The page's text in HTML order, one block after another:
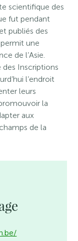
scientifique des
fut pendant
publiés des
une
de l’Asie.
des Inscriptions
l’endroit
leurs
la
aux
de la